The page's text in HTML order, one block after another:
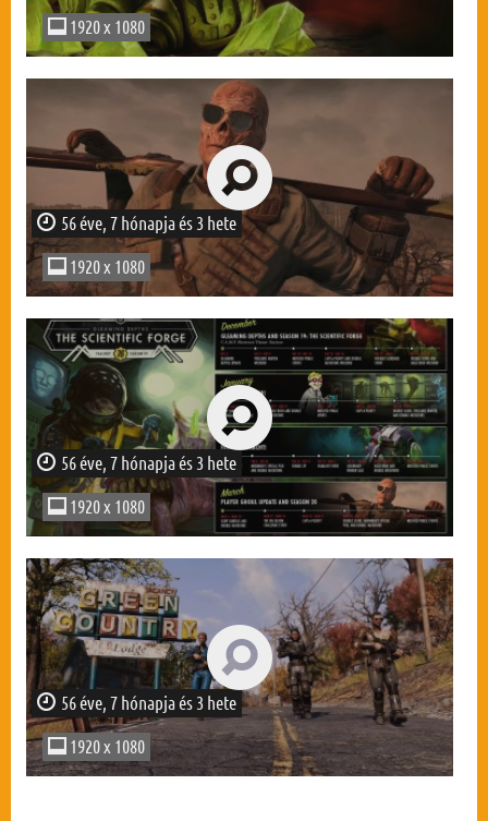
1920 x 1080
1920 x 1080
56 éve, 7 hónapja és 3 hete
1920 x 1080
56 éve, 7 hónapja és 3 hete
1920 x 1080
56 éve, 7 hónapja és 3 hete